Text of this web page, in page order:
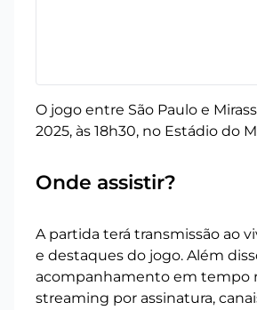
O jogo entre São Paulo e
2025, às 18h30, no Estádio do
Onde assistir?
A partida terá transmissão ao
e destaques do jogo. Além
acompanhamento em tempo
streaming por assinatura,